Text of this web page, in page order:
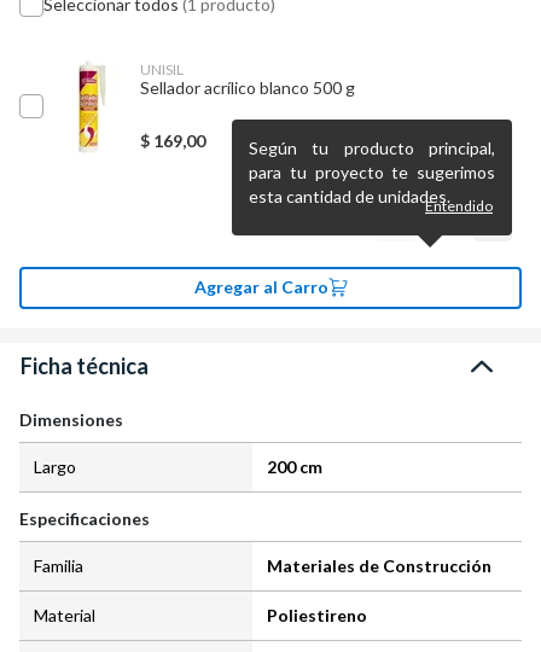
UNISIL
Sellador acrílico blanco 500 g
$ 169,00
Según tu producto principal,
para tu proyecto te sugerimos
esta cantidad de unidades.Entendido
Agregar al Carro
Ficha técnica
Dimensiones
Largo 200 cm
Especificaciones
Familia Materiales de Construcción
Material Poliestireno